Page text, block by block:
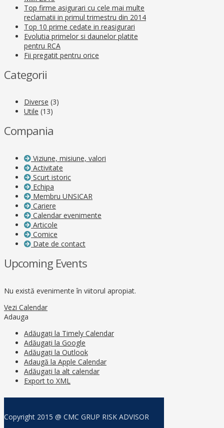
Top firme asigurari cu cele mai multe
reclamatii in primul trimestru din 2014
Top 10 prime cedate in reasigurari
Evolutia primelor si daunelor platite
pentru RCA
Fii pregatit pentru orice
Categorii
Diverse (3)
Utile (13)
Compania
Viziune, misiune, valori
Activitate
Scurt istoric
Echipa
Membru UNSICAR
Cariere
Calendar evenimente
Articole
Comice
Date de contact
Upcoming Events
Nu există evenimente în viitorul apropiat.
Vezi Calendar
Adauga
Adăugați la Timely Calendar
Adăugați la Google
Adăugați la Outlook
Adaugă la Apple Calendar
Adăugați la alt calendar
Export to XML
Copyright 2015 @ CMC GRUP RISK ADVISOR